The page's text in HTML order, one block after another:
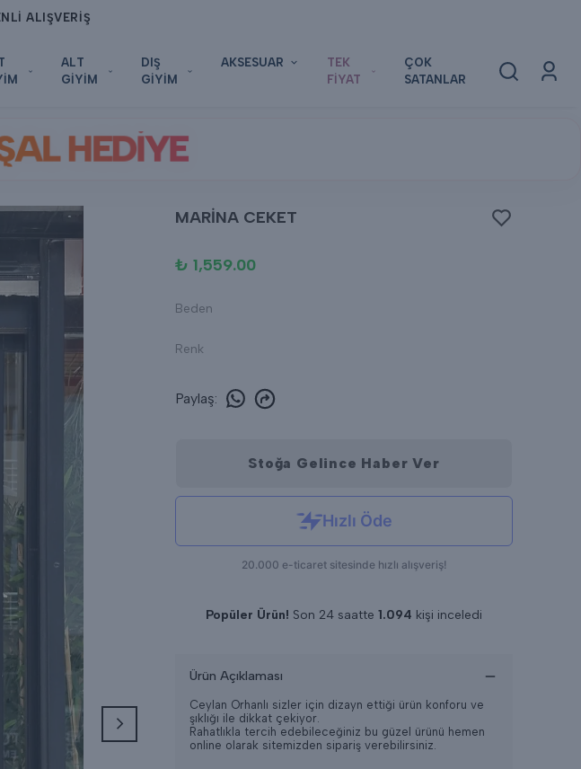
ALIŞVERİŞ
ALT
GİYİM
DIŞ
GİYİM
AKSESUAR
TEK
FİYAT
ÇOK
SATANLAR
HEDİYE
MARİNA CEKET
₺ 1,559.00
Beden
Renk
Paylaş:
Stoğa Gelince Haber Ver
Popüler Ürün! Son 24 saatte 1.094 kişi inceledi
Ürün Açıklaması
Ceylan Orhanlı sizler için dizayn ettiği ürün konforu ve
şıklığı ile dikkat çekiyor.
Rahatlıkla tercih edebileceğiniz bu güzel ürünü hemen
online olarak sitemizden sipariş verebilirsiniz.